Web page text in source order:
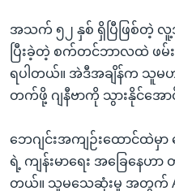
အသက် ၅၂ နှစ် ရှိပြီဖြစ်တဲ့ လူ့
ပြီးခဲ့တဲ့ စက်တင်ဘာလထဲ ဖမ်
ရပါတယ်။ အဲဒီအချိန်က သူမ
တက်ဖို့ ဂျနီဗာကို သွားနိုင်အော
ဘေဂျင်းအကျဉ်းထောင်ထဲ
ရဲ့ ကျန်းမာရေး အခြေနေဟာ
တယ်။ သူမသေဆုံးမှု အတွက်